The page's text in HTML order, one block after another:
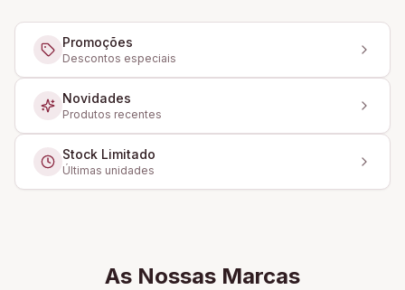
Promoções
Descontos especiais
Novidades
Produtos recentes
Stock Limitado
Últimas unidades
As Nossas Marcas